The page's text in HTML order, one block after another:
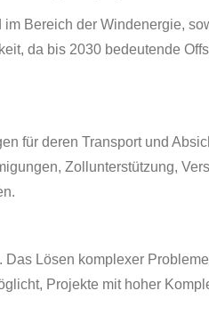
Bereich der Windenergie,
da bis 2030 bedeutende
für deren Transport und
Zollunterstützung,
Lösen komplexer
Projekte mit hoher